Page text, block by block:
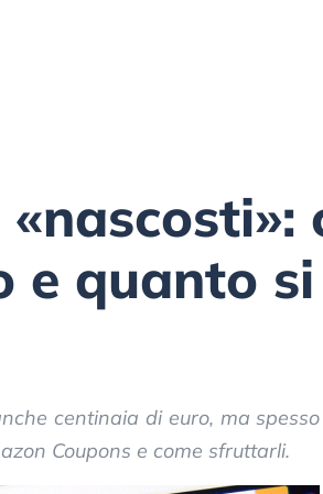
e quanto
centinaia di euro, ma spesso
Coupons e come sfruttarli.